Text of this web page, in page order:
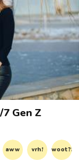
Gen Z
aww vrh! woot?!